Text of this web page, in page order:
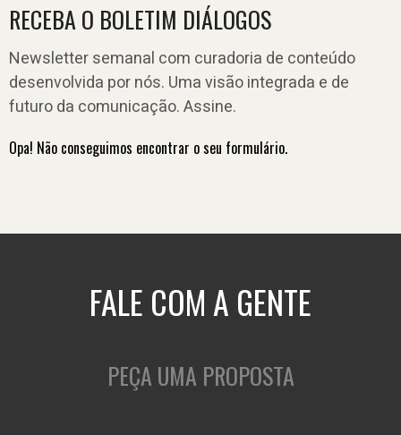
RECEBA O BOLETIM DIÁLOGOS
Newsletter semanal com curadoria de conteúdo
desenvolvida por nós. Uma visão integrada e de
futuro da comunicação. Assine.
Opa! Não conseguimos encontrar o seu formulário.
FALE COM A GENTE
PEÇA UMA PROPOSTA